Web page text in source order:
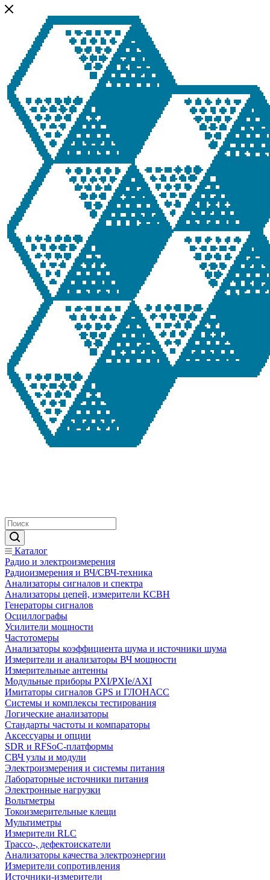
Каталог
Радио и электроизмерения
Радиоизмерения и ВЧ/СВЧ-техника
Анализаторы сигналов и спектра
Анализаторы цепей, измерители КСВН
Генераторы сигналов
Осциллографы
Усилители мощности
Частотомеры
Анализаторы коэффициента шума и источники шума
Измерители и анализаторы ВЧ мощности
Измерительные антенны
Модульные приборы PXI/PXIe/AXI
Имитаторы сигналов GPS и ГЛОНАСС
Системы и комплексы тестирования
Логические анализаторы
Стандарты частоты и компараторы
Аксессуары и опции
SDR и RFSoC‑платформы
СВЧ узлы и модули
Электроизмерения и системы питания
Лабораторные источники питания
Электронные нагрузки
Вольтметры
Токоизмерительные клещи
Мультиметры
Измерители RLC
Трассо-, дефектоискатели
Анализаторы качества электроэнергии
Измерители сопротивления
Источники-измерители